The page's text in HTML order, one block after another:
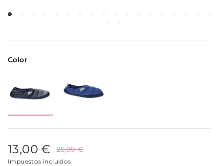
Color
13,00 € 25,99 €
Impuestos incluidos